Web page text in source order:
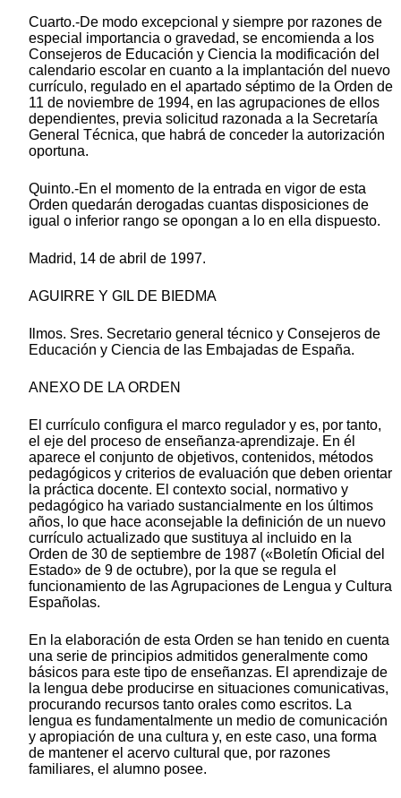
Cuarto.-De modo excepcional y siempre por razones de
especial importancia o gravedad, se encomienda a los
Consejeros de Educación y Ciencia la modificación del
calendario escolar en cuanto a la implantación del nuevo
currículo, regulado en el apartado séptimo de la Orden de
11 de noviembre de 1994, en las agrupaciones de ellos
dependientes, previa solicitud razonada a la Secretaría
General Técnica, que habrá de conceder la autorización
oportuna.
Quinto.-En el momento de la entrada en vigor de esta
Orden quedarán derogadas cuantas disposiciones de
igual o inferior rango se opongan a lo en ella dispuesto.
Madrid, 14 de abril de 1997.
AGUIRRE Y GIL DE BIEDMA
Ilmos. Sres. Secretario general técnico y Consejeros de
Educación y Ciencia de las Embajadas de España.
ANEXO DE LA ORDEN
El currículo configura el marco regulador y es, por tanto,
el eje del proceso de enseñanza-aprendizaje. En él
aparece el conjunto de objetivos, contenidos, métodos
pedagógicos y criterios de evaluación que deben orientar
la práctica docente. El contexto social, normativo y
pedagógico ha variado sustancialmente en los últimos
años, lo que hace aconsejable la definición de un nuevo
currículo actualizado que sustituya al incluido en la
Orden de 30 de septiembre de 1987 («Boletín Oficial del
Estado» de 9 de octubre), por la que se regula el
funcionamiento de las Agrupaciones de Lengua y Cultura
Españolas.
En la elaboración de esta Orden se han tenido en cuenta
una serie de principios admitidos generalmente como
básicos para este tipo de enseñanzas. El aprendizaje de
la lengua debe producirse en situaciones comunicativas,
procurando recursos tanto orales como escritos. La
lengua es fundamentalmente un medio de comunicación
y apropiación de una cultura y, en este caso, una forma
de mantener el acervo cultural que, por razones
familiares, el alumno posee.